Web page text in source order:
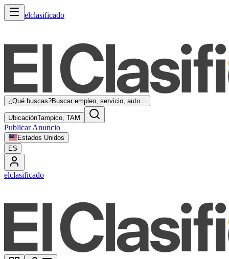
elclasificado
¿Qué buscas?Buscar empleo, servicio, auto...
UbicaciónTampico, TAM
Publicar Anuncio
Estados Unidos
ES
elclasificado